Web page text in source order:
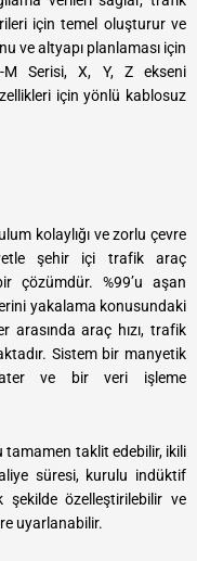
için temel oluşturur ve
ve altyapı planlaması için
M Serisi, X, Y, Z ekseni
için yönlü kablosuz
kolaylığı ve zorlu çevre
şehir içi trafik araç
çözümdür. %99’u aşan
yakalama konusundaki
arasında araç hızı, trafik
Sistem bir manyetik
ve bir veri işleme
tamamen taklit edebilir, ikili
süresi, kurulu indüktif
şekilde özelleştirilebilir ve
uyarlanabilir.